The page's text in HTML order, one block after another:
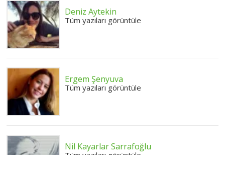
Deniz Aytekin
Tüm yazıları görüntüle
Ergem Şenyuva
Tüm yazıları görüntüle
Nil Kayarlar Sarrafoğlu
Tüm yazıları görüntüle